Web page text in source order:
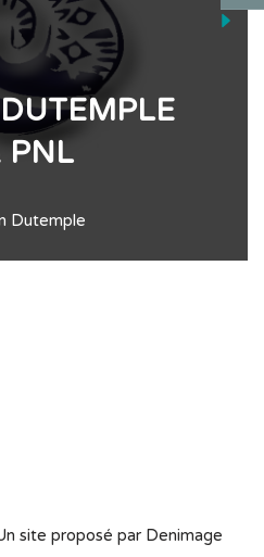
PNL
Dutemple
site proposé par Denimage